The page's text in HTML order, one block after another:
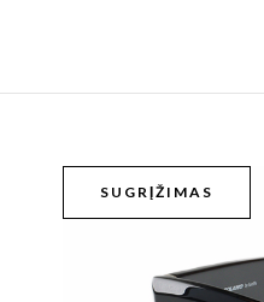
SUGRĮŽIMAS